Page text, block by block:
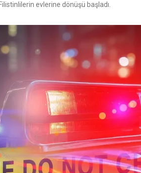
evlerine dönüşü başladı.